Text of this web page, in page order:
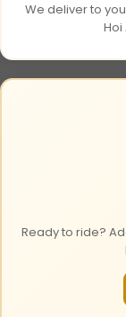
We deliver to
Hoi
Ready to ride?